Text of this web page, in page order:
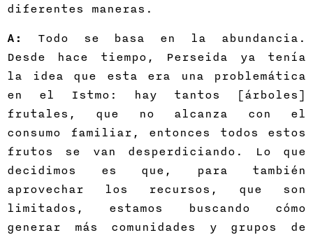
diferentes maneras.
A:
Todo se basa en la abundancia.
Desde hace tiempo, Perseida ya tenía
la idea que esta era una problemática
en el Istmo: hay tantos [árboles]
frutales, que no alcanza con el
consumo familiar, entonces todos estos
frutos se van desperdiciando. Lo que
decidimos es que, para también
aprovechar los recursos, que son
limitados, estamos buscando cómo
generar más comunidades y grupos de